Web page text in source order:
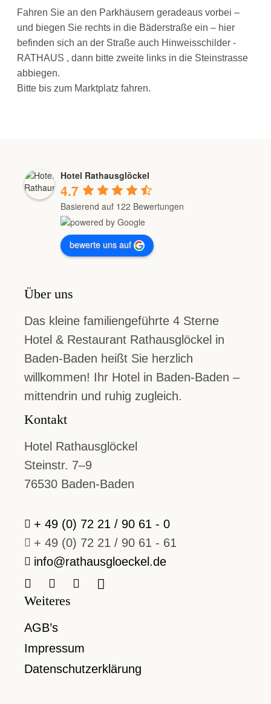
Fahren Sie an den Parkhäusern geradeaus vorbei –
und biegen Sie rechts in die Bäderstraße ein – hier
befinden sich an der Straße auch Hinweisschilder -
RATHAUS , dann bitte zweite links in die Steinstrasse
abbiegen.
Bitte bis zum Marktplatz fahren.
Hotel Rathausglöckel
4.7
Basierend auf 122 Bewertungen
bewerte uns auf
Über uns
Das kleine familiengeführte 4 Sterne
Hotel & Restaurant Rathausglöckel in
Baden-Baden heißt Sie herzlich
willkommen! Ihr Hotel in Baden-Baden –
mittendrin und ruhig zugleich.
Kontakt
Hotel Rathausglöckel
Steinstr. 7–9
76530 Baden-Baden
+ 49 (0) 72 21 / 90 61 - 0
+ 49 (0) 72 21 / 90 61 - 61
info@rathausgloeckel.de
Weiteres
AGB’s
Impressum
Datenschutzerklärung